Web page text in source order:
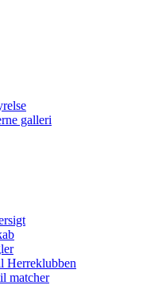
galleri
Herreklubben
matcher